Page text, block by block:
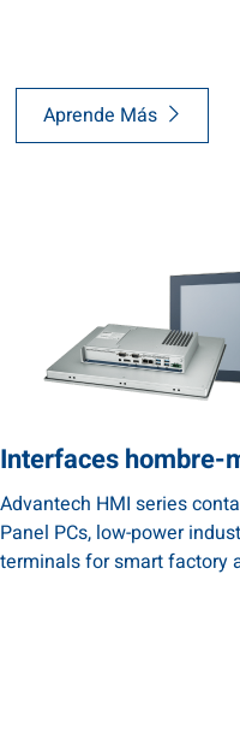
Aprende Más
Interfaces hombre-
Advantech HMI series
Panel PCs, low-power
terminals for smart factory